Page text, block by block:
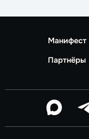
Манифест
Партнёры